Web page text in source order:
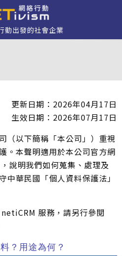
動出發的社會企業
更新日期：2026年04月17日
生效日期：2026年07月17日
（以下簡稱「本公司」）重視
。本聲明適用於本公司官方網
明我們如何蒐集、處理及
中華民國「個人資料保護法」
服務，請另行參閱
？用途為何？